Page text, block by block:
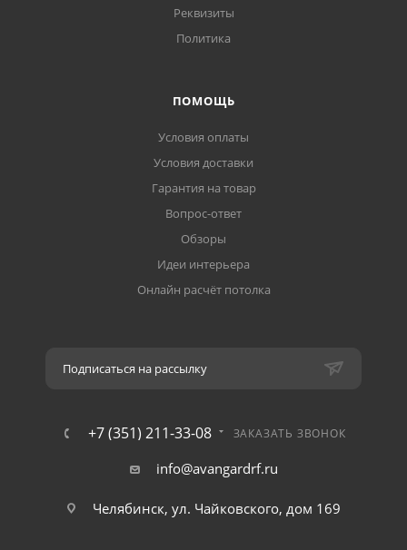
Реквизиты
Политика
ПОМОЩЬ
Условия оплаты
Условия доставки
Гарантия на товар
Вопрос-ответ
Обзоры
Идеи интерьера
Онлайн расчёт потолка
Подписаться на рассылку
+7 (351) 211-33-08 ЗАКАЗАТЬ ЗВОНОК
info@avangardrf.ru
Челябинск, ул. Чайковского, дом 169